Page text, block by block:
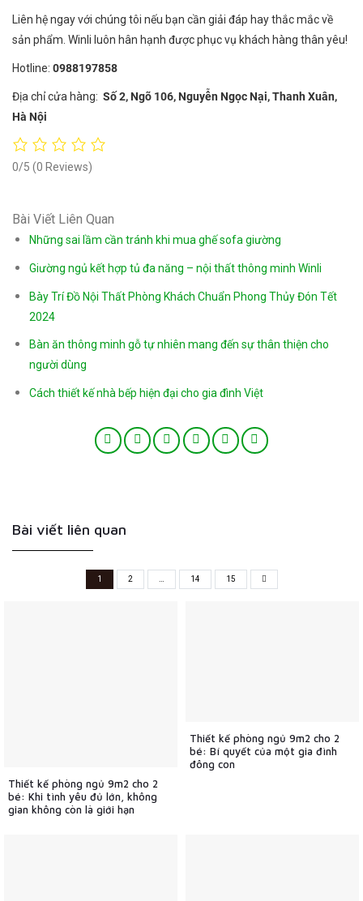
Liên hệ ngay với chúng tôi nếu bạn cần giải đáp hay thắc mắc về
sản phẩm. Winli luôn hân hạnh được phục vụ khách hàng thân yêu!
Hotline: 0988197858
Địa chỉ cửa hàng: Số2, Ngõ 106, Nguyễn Ngọc Nại, Thanh Xuân,
Hà Nội
0/5 (0 Reviews)
Bài Viết Liên Quan
Những sai lầm cần tránh khi mua ghế sofa giường
Giường ngủ kết hợp tủ đa năng – nội thất thông minh Winli
Bày Trí Đồ Nội Thất Phòng Khách Chuẩn Phong Thủy Đón Tết
2024
Bàn ăn thông minh gỗ tự nhiên mang đến sự thân thiện cho
người dùng
Cách thiết kế nhà bếp hiện đại cho gia đình Việt
Bài viết liên quan
1 2 14 15
Thiết kế phòng ngủ 9m2 cho 2
bé: Khi tình yêu đủ lớn, không
gian không còn là giới hạn
Thiết kế phòng ngủ 9m2 cho 2
bé: Bí quyết của một gia đình
đông con